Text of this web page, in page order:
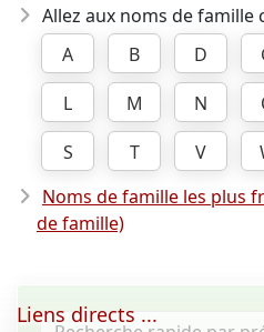
Allez aux noms de famille
A
B D
L
M N
S
T V
Noms de famille les plus
de famille)
Liens directs ...